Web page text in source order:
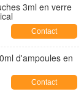
3ml en verre
Contact
d'ampoules en
Contact